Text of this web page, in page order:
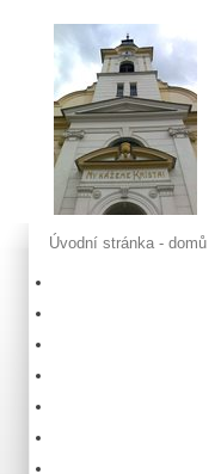
Úvodní stránka - domů